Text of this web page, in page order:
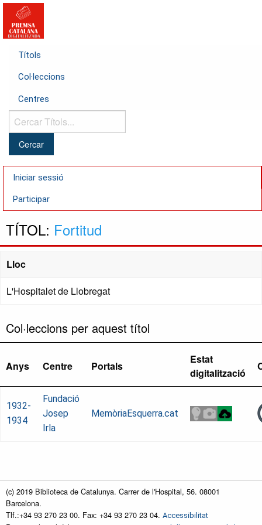
Títols
Col·leccions
Centres
Cercar
Títols...
Iniciar sessió
Participar
TÍTOL: Fortitud
Lloc
L'Hospitalet de Llobregat
Col·leccions per aquest títol
Anys Centre Portals
Estat
digitalització
1932-
1934
Fundació
Josep
Irla
MemòriaEsquerra.cat
(c) 2019 Biblioteca de Catalunya. Carrer de l'Hospital, 56. 08001
Barcelona.
Tlf.:+34 93 270 23 00. Fax: +34 93 270 23 04. Accessibilitat